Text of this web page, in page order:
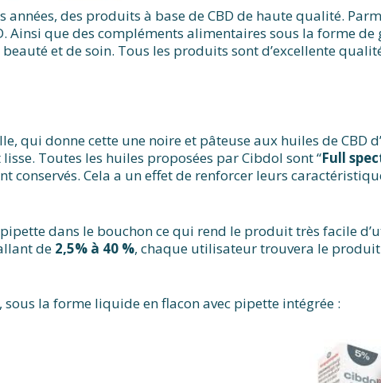
des produits à base de CBD de haute qualité.
Ainsi que des compléments alimentaires sous la forme de
et de soin. Tous les produits sont d’excellente
qui donne cette une noire et pâteuse aux huiles de CBD
Toutes les huiles proposées par Cibdol sont “Full
conservés. Cela a un effet de renforcer leurs
dans le bouchon ce qui rend le produit très facile
de 2,5% à 40 %, chaque utilisateur trouvera le produit
sous la forme liquide en flacon avec pipette intégrée :